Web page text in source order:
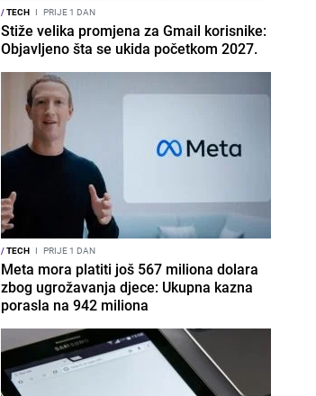
/TECH I PRIJE 1 DAN
Stiže velika promjena za Gmail korisnike:
Objavljeno šta se ukida početkom 2027.
/TECH I PRIJE 1 DAN
Meta mora platiti još 567 miliona dolara
zbog ugrožavanja djece: Ukupna kazna
porasla na 942 miliona